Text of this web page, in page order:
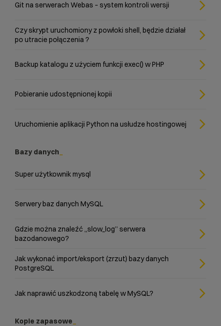
Git na serwerach Webas – system kontroli wersji
Czy skrypt uruchomiony z powłoki shell, będzie działał
po utracie połączenia ?
Backup katalogu z użyciem funkcji exec() w PHP
Pobieranie udostępnionej kopii
Uruchomienie aplikacji Python na usłudze hostingowej
Bazy danych
Super użytkownik mysql
Serwery baz danych MySQL
Gdzie można znaleźć „slow_log” serwera
bazodanowego?
Jak wykonać import/eksport (zrzut) bazy danych
PostgreSQL
Jak naprawić uszkodzoną tabelę w MySQL?
Kopie zapasowe